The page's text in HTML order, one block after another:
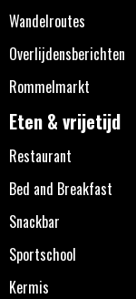
Wandelroutes
Overlijdensberichten
Rommelmarkt
Eten & vrijetijd
Restaurant
Bed and Breakfast
Snackbar
Sportschool
Kermis